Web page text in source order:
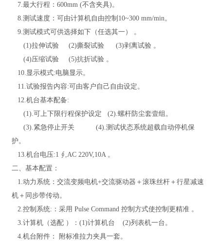
7.最大行程：600mm (不含夹具)。
8.测试速度：可由计算机自由控制10~300 mm/min。
9.测试模式可供选择如下（任选其一） 。
(1)拉伸试验 (2)撕裂试验 (3)剥离试验 。
(4)压缩试验 (5)抗折试验 。
10.显示模式:电脑显示。
11.试验报告内容:可由客户自己自由设定。
12.机台基本配备:
(1).可上下限行程保护设定 (2).螺杆防尘套壹组 。
(3).紧急停止开关 (4).测试状态系统超载自动停机保
护。
13.机台电压:1 ∮,AC 220V,10A 。
二、基本配置：
1.动力系统：交流变频电机+交流驱动器＋滚珠丝杆＋行星减速
机＋同步带传动。
2.控制系统:：采用 Pulse Command 控制方式使控制更精准 。
3.计算机（选配 ）：(1)计算机台 (2)列表机一台。
4.机台附件： 附标准拉力夹具一套。